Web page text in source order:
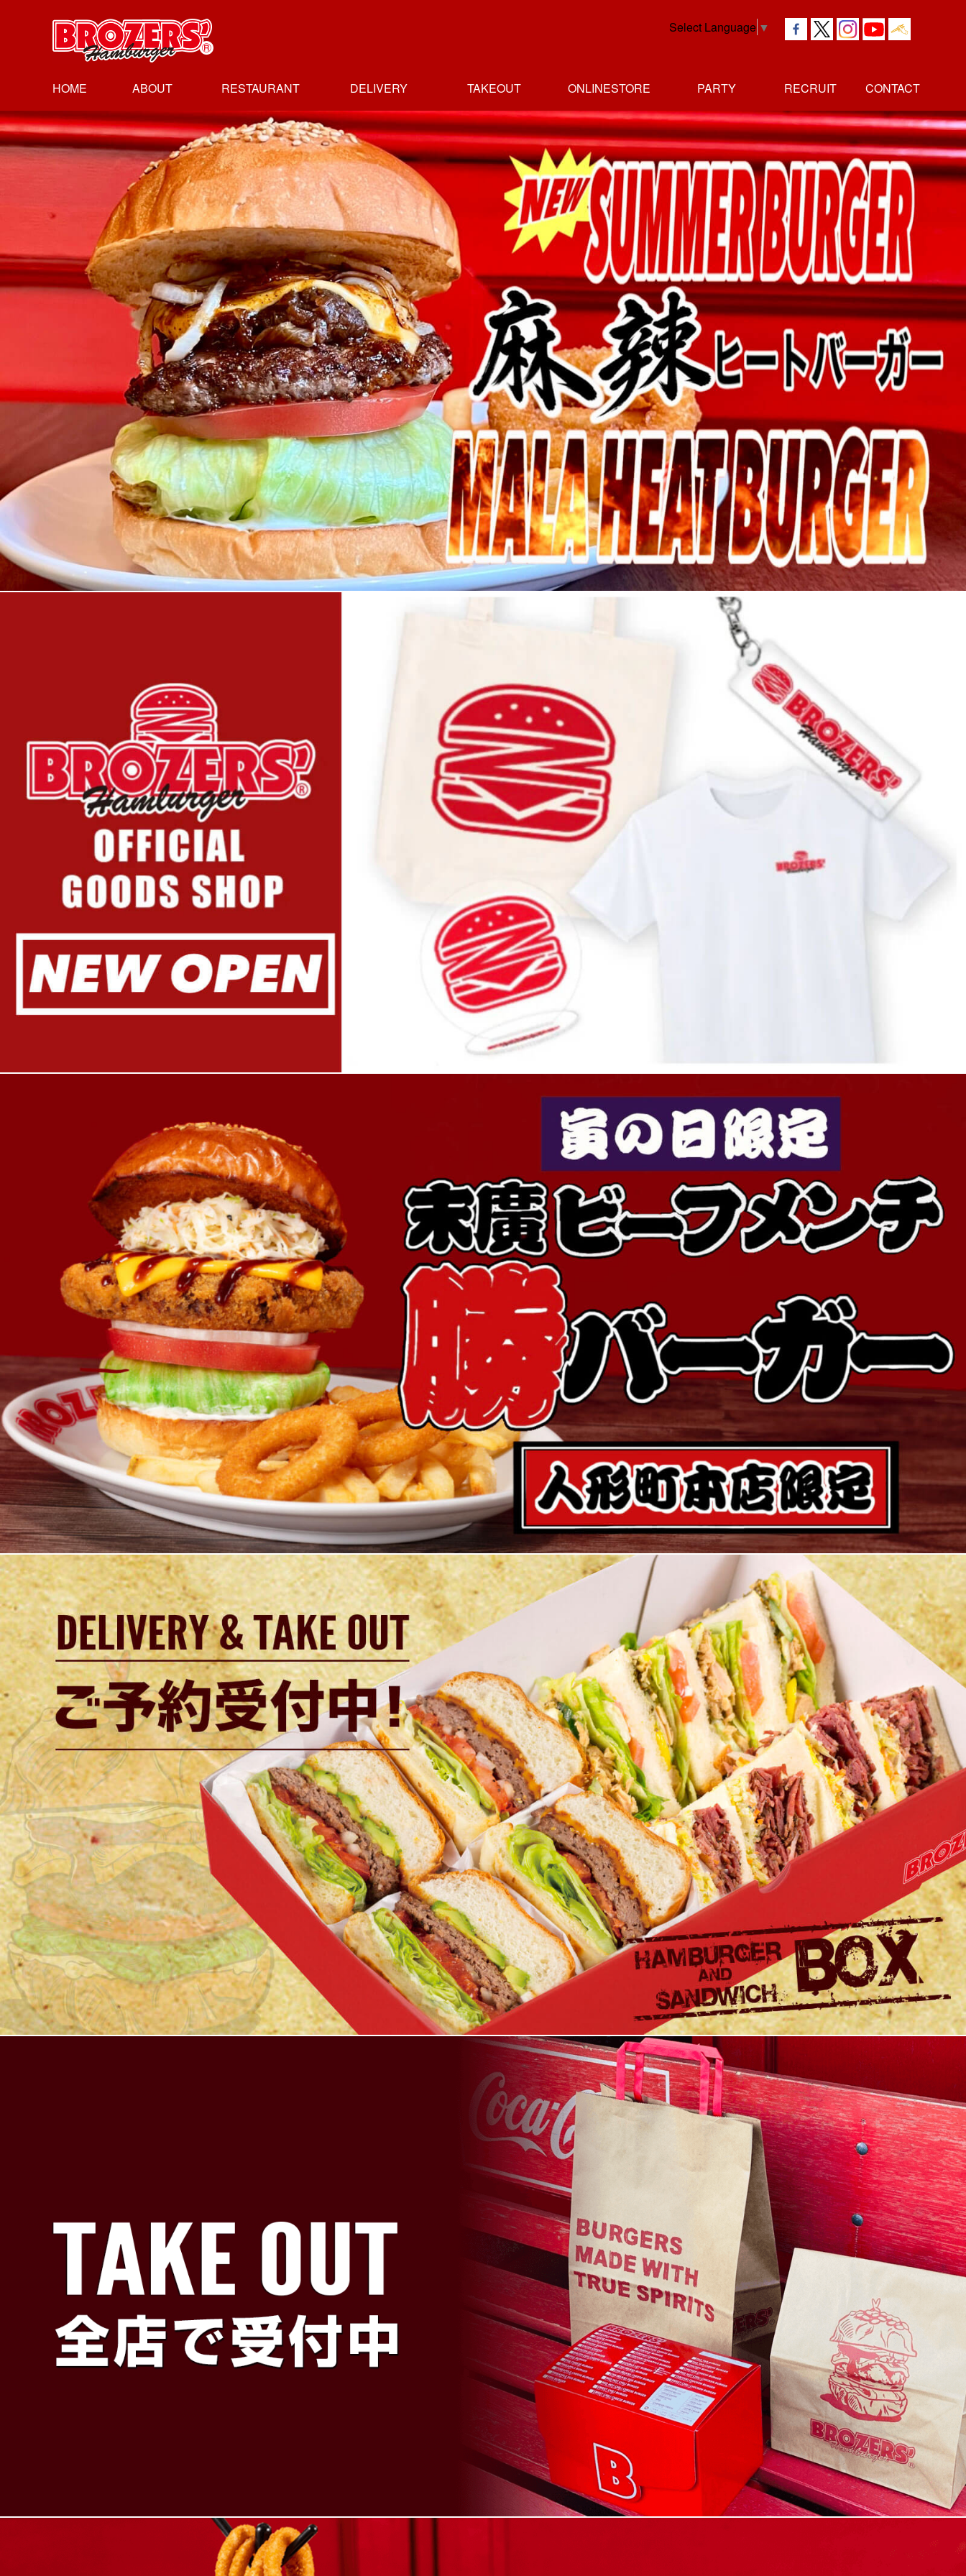
Select Language ▼
HOME ABOUT
ブラザーズに
ついて
経営理念
沿革
会社概要
RESTAURANT
レストラン
人形町本店
レストラン
新富町店
レストラン
日本橋高島屋店
レストラン
御茶の水店
DELIVERY
ホームデリバリー
人形町店
デリバリー店一覧
TAKEOUT
テイクアウト
人形町店
テイクアウト
新富町店
テイクアウト
日本橋高島屋店
テイクアウト
人形町本店
テイクアウト
御茶の水店
テイクアウト店
一覧
ONLINESTORE PARTY RECRUIT
社長
メッセージ
独立者
メッセージ
正社員
採用情報
アルバイト
採用情報
CONTACT